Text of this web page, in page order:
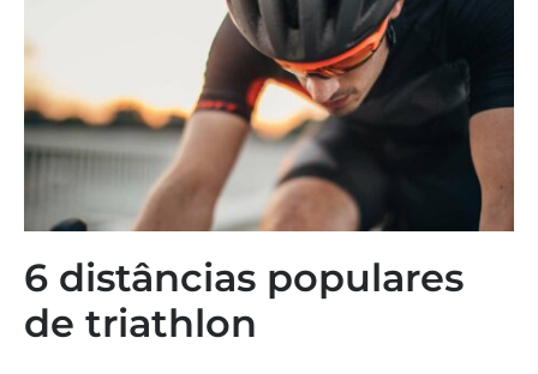
6 distâncias populares
de triathlon